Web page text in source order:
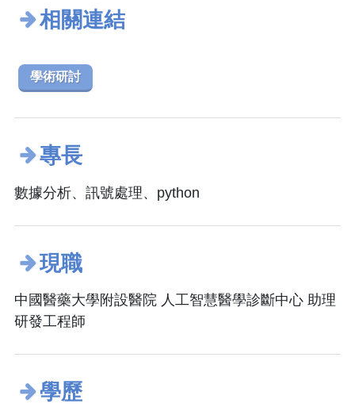
相關連結
學術研討
專長
數據分析、訊號處理、python
現職
中國醫藥大學附設醫院 人工智慧醫學診斷中心 助理
研發工程師
學歷